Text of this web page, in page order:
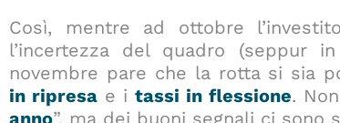
Così, mentre ad ottobre
l’incertezza del quadro (seppur
novembre pare che la rotta si sia
in ripresae i tassi in flessione.
anno”, ma dei buoni segnali ci sono